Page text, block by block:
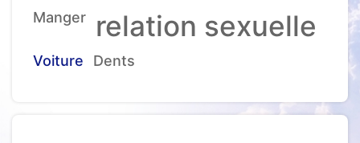
Manger relation sexuelle
Voiture Dents